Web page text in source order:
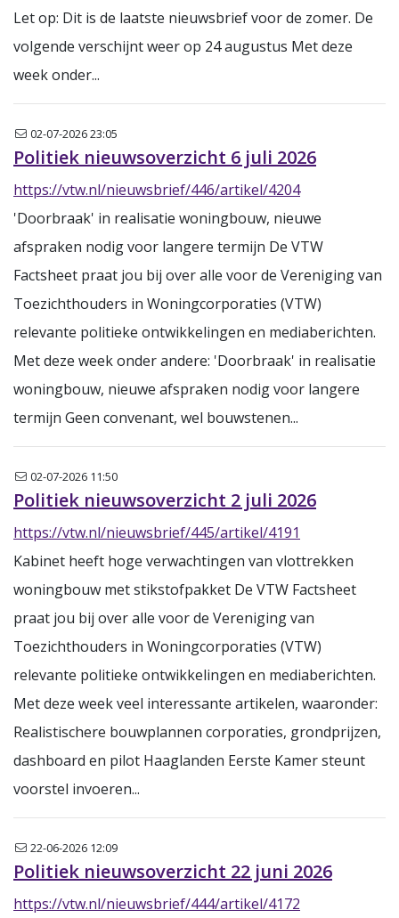
Let op: Dit is de laatste nieuwsbrief voor de zomer. De
volgende verschijnt weer op 24 augustus Met deze
week onder...
Nieuwsbrief
02-07-2026 23:05
Politiek nieuwsoverzicht 6 juli 2026
https://vtw.nl/nieuwsbrief/446/artikel/4204
'Doorbraak' in realisatie woningbouw, nieuwe
afspraken nodig voor langere termijn De VTW
Factsheet praat jou bij over alle voor de Vereniging van
Toezichthouders in Woningcorporaties (VTW)
relevante politieke ontwikkelingen en mediaberichten.
Met deze week onder andere: 'Doorbraak' in realisatie
woningbouw, nieuwe afspraken nodig voor langere
termijn Geen convenant, wel bouwstenen...
Nieuwsbrief
02-07-2026 11:50
Politiek nieuwsoverzicht 2 juli 2026
https://vtw.nl/nieuwsbrief/445/artikel/4191
Kabinet heeft hoge verwachtingen van vlottrekken
woningbouw met stikstofpakket De VTW Factsheet
praat jou bij over alle voor de Vereniging van
Toezichthouders in Woningcorporaties (VTW)
relevante politieke ontwikkelingen en mediaberichten.
Met deze week veel interessante artikelen, waaronder:
Realistischere bouwplannen corporaties, grondprijzen,
dashboard en pilot Haaglanden Eerste Kamer steunt
voorstel invoeren...
Nieuwsbrief
22-06-2026 12:09
Politiek nieuwsoverzicht 22 juni 2026
https://vtw.nl/nieuwsbrief/444/artikel/4172